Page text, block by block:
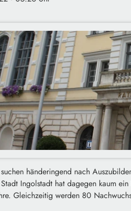
händeringend nach
Ingolstadt hat dagegen kaum
Gleichzeitig werden 80